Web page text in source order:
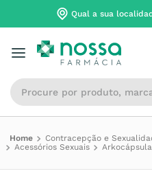
Qual a sua
Procure por produto,
Contracepção e
Acessórios Sexuais